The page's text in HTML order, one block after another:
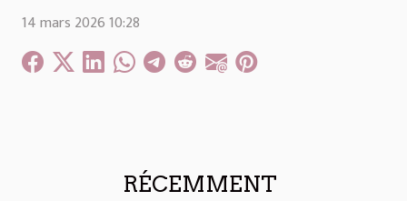
14 mars 2026 10:28
RÉCEMMENT